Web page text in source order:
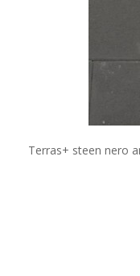
Terras+ steen nero